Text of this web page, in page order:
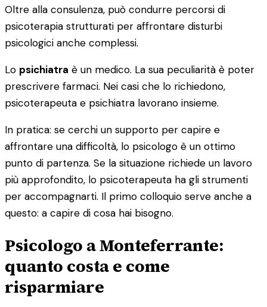
Oltre alla consulenza, può condurre percorsi di
psicoterapia strutturati per affrontare disturbi
psicologici anche complessi.
Lo psichiatra è un medico. La sua peculiarità è poter
prescrivere farmaci. Nei casi che lo richiedono,
psicoterapeuta e psichiatra lavorano insieme.
In pratica: se cerchi un supporto per capire e
affrontare una difficoltà, lo psicologo è un ottimo
punto di partenza. Se la situazione richiede un lavoro
più approfondito, lo psicoterapeuta ha gli strumenti
per accompagnarti. Il primo colloquio serve anche a
questo: a capire di cosa hai bisogno.
Psicologo a Monteferrante:
quanto costa e come
risparmiare